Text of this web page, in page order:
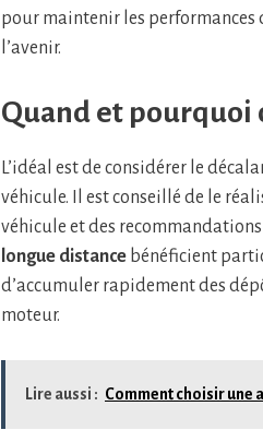
pour maintenir les performances
l’avenir.
Quand et pourquoi
L’idéal est de considérer le
véhicule. Il est conseillé de le
véhicule et des
longue distance bénéficient
d’accumuler rapidement des
moteur.
Lire aussi : Comment choisir une